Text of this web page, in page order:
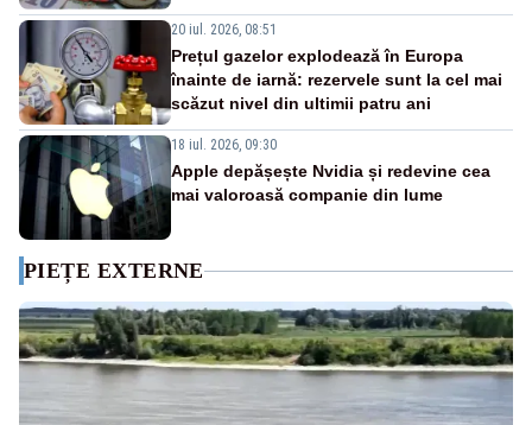
20 iul. 2026, 08:51
Prețul gazelor explodează în Europa
înainte de iarnă: rezervele sunt la cel mai
scăzut nivel din ultimii patru ani
18 iul. 2026, 09:30
Apple depășește Nvidia și redevine cea
mai valoroasă companie din lume
PIEȚE EXTERNE